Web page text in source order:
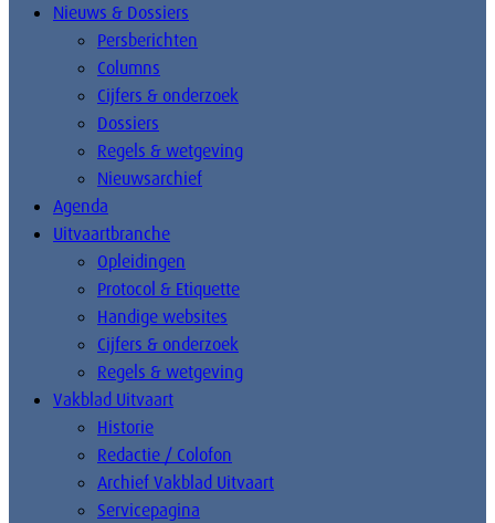
Nieuws & Dossiers
Persberichten
Columns
Cijfers & onderzoek
Dossiers
Regels & wetgeving
Nieuwsarchief
Agenda
Uitvaartbranche
Opleidingen
Protocol & Etiquette
Handige websites
Cijfers & onderzoek
Regels & wetgeving
Vakblad Uitvaart
Historie
Redactie / Colofon
Archief Vakblad Uitvaart
Servicepagina